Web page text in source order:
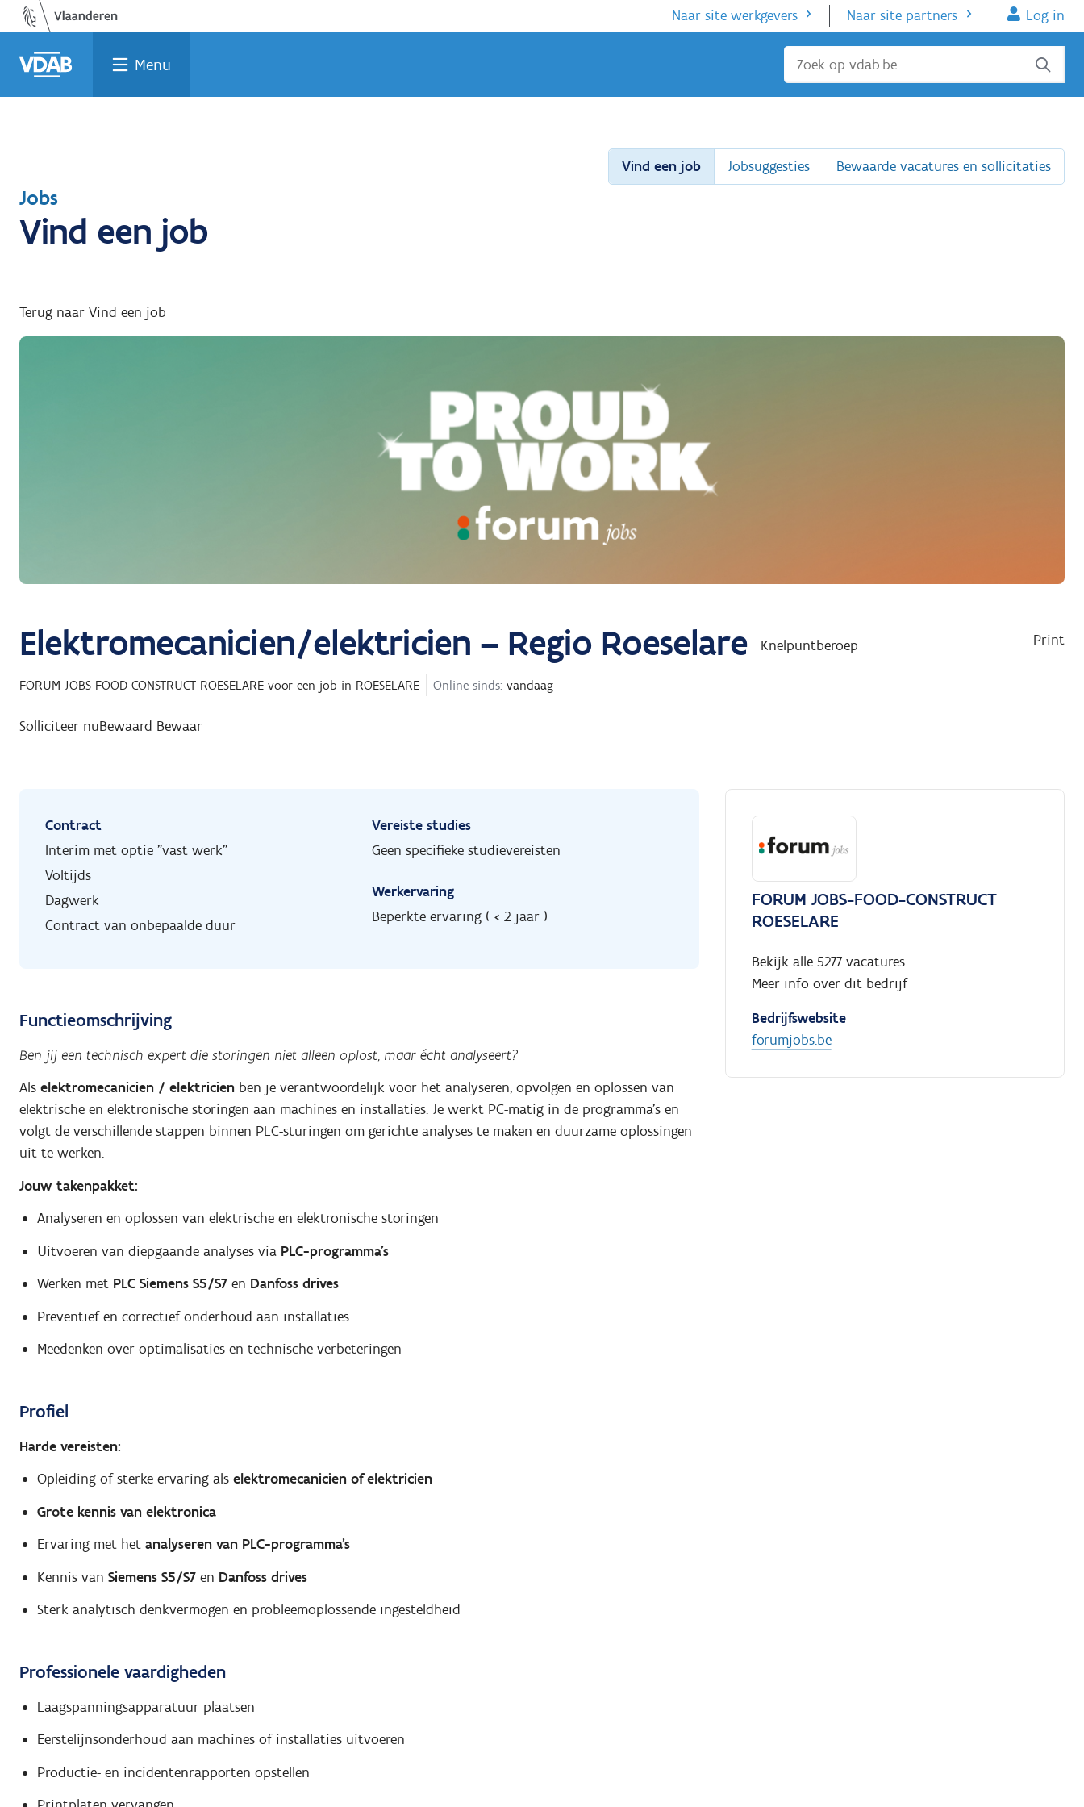
Ga
naar
de
inhoud
Vind
een
job
Vind
een
opleiding
Welke
job
past
bij
Terug
naar
home
Naar site werkgevers Naar site partners Log in
Menu Sluiten
Vind een job Jobsuggesties Bewaarde vacatures en sollicitaties
Terug
naar
Jobs
Vind een job
Terug naar Vind een job
Elektromecanicien/elektricien – Regio Roeselare Knelpuntberoep Print
FORUM JOBS-FOOD-CONSTRUCT ROESELARE voor een job in ROESELARE Online sinds: vandaag
Solliciteer nuBewaard Bewaar
Contract
Interim met optie "vast werk"
Voltijds
Dagwerk
Contract van onbepaalde duur
Vereiste studies
Geen specifieke studievereisten
Werkervaring
Beperkte ervaring ( < 2 jaar )
Functieomschrijving
Ben jij een technisch expert die storingen niet alleen oplost, maar écht analyseert?
Als elektromecanicien / elektricien ben je verantwoordelijk voor het analyseren, opvolgen en oplossen van
elektrische en elektronische storingen aan machines en installaties. Je werkt PC-matig in de programma’s en
volgt de verschillende stappen binnen PLC-sturingen om gerichte analyses te maken en duurzame oplossingen
uit te werken.
Jouw takenpakket:
Analyseren en oplossen van elektrische en elektronische storingen
Uitvoeren van diepgaande analyses via PLC-programma’s
Werken met PLC Siemens S5/S7en Danfoss drives
Preventief en correctief onderhoud aan installaties
Meedenken over optimalisaties en technische verbeteringen
Profiel
Harde vereisten:
Opleiding of sterke ervaring als elektromecanicien of elektricien
Grote kennis van elektronica
Ervaring met het analyseren van PLC-programma’s
Kennis van Siemens S5/S7en Danfoss drives
Sterk analytisch denkvermogen en probleemoplossende ingesteldheid
Professionele vaardigheden
Laagspanningsapparatuur plaatsen
Eerstelijnsonderhoud aan machines of installaties uitvoeren
Productie- en incidentenrapporten opstellen
FORUM JOBS-FOOD-CONSTRUCT
ROESELARE
Bekijk alle 5277 vacatures
Meer info over dit bedrijf
Bedrijfswebsite
forumjobs.be